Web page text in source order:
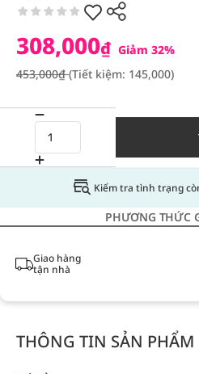
308,000₫ Giảm 32%
453,000₫(Tiết kiệm: 145,000)
Kiểm tra tình trạng
PHƯƠNG THỨC
Giao hàng
tận nhà
THÔNG TIN SẢN PHẨM